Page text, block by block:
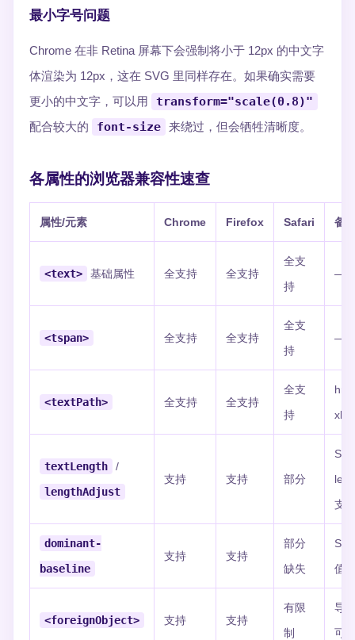
最小字号问题
Chrome 在非 Retina 屏幕下会强制将小于 12px 的中文字
体渲染为 12px，这在 SVG 里同样存在。如果确实需要
更小的中文字，可以用
transform="scale(0.8)"
配合较大的 font-size 来绕过，但会牺牲清晰度。
各属性的浏览器兼容性速查
属性/元素 Chrome Firefox Safari 备
<text> 基础属性 全支持 全支持
全支
持
—
<tspan> 全支持 全支持
全支
持
—
<textPath> 全支持 全支持
全支
持
textLength
/
lengthAdjust
支持 支持 部分
支
dominant-
baseline
支持 支持
部分
缺失
值
<foreignObject> 支持 支持
有限
制
导
可